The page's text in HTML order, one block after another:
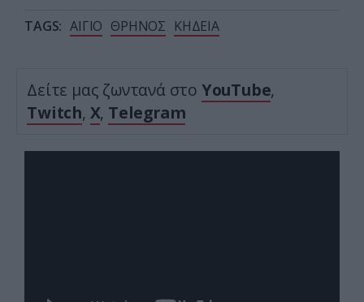
TAGS: ΑΙΓΙΟ ΘΡΗΝΟΣ ΚΗΔΕΙΑ
Δείτε μας ζωντανά στο YouTube,
Twitch, X, Telegram